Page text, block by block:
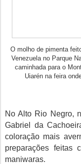
O molho de pimenta
Venezuela no Parque
caminhada para o
Uiarén na feira
No Alto Rio Negro,
Gabriel da
coloração mais
preparações feitas
maniwaras.